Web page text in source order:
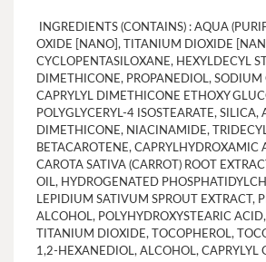
INGREDIENTS (CONTAINS) : AQUA
OXIDE [NANO], TITANIUM DIOXIDE
CYCLOPENTASILOXANE, HEXYLDECYL
DIMETHICONE, PROPANEDIOL, SODIUM
CAPRYLYL DIMETHICONE ETHOXY
POLYGLYCERYL-4 ISOSTEARATE,
DIMETHICONE, NIACINAMIDE,
BETACAROTENE, CAPRYLHYDROXAMIC
CAROTA SATIVA (CARROT) ROOT
OIL, HYDROGENATED
LEPIDIUM SATIVUM SPROUT EXTRACT,
ALCOHOL, POLYHYDROXYSTEARIC
TITANIUM DIOXIDE, TOCOPHEROL,
1,2-HEXANEDIOL, ALCOHOL, CAPRYLYL